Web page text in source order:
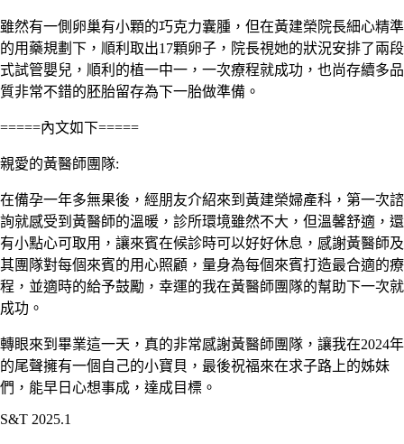
雖然有一側卵巢有小顆的巧克力囊腫，但在黃建榮院長細心精準
的用藥規劃下，順利取出17顆卵子，院長視她的狀況安排了兩段
式試管嬰兒，順利的植一中一，一次療程就成功，也尚存續多品
質非常不錯的胚胎留存為下一胎做準備。
=====內文如下=====
親愛的黃醫師團隊:
在備孕一年多無果後，經朋友介紹來到黃建榮婦產科，第一次諮
詢就感受到黃醫師的溫暖，診所環境雖然不大，但溫馨舒適，還
有小點心可取用，讓來賓在候診時可以好好休息，感謝黃醫師及
其團隊對每個來賓的用心照顧，量身為每個來賓打造最合適的療
程，並適時的給予鼓勵，幸運的我在黃醫師團隊的幫助下一次就
成功。
轉眼來到畢業這一天，真的非常感謝黃醫師團隊，讓我在2024年
的尾聲擁有一個自己的小寶貝，最後祝福來在求子路上的姊妹
們，能早日心想事成，達成目標。
S&T 2025.1